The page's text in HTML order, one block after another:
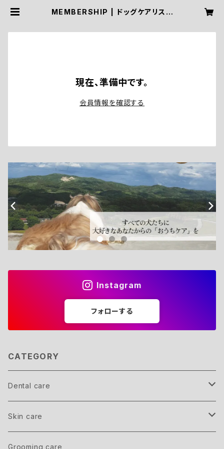
MEMBERSHIP | ドッグケアリスト
現在、準備中です。
会員情報を確認する
Instagram
フォローする
CATEGORY
Dental care
Member
Skin care
inner care
Grooming care